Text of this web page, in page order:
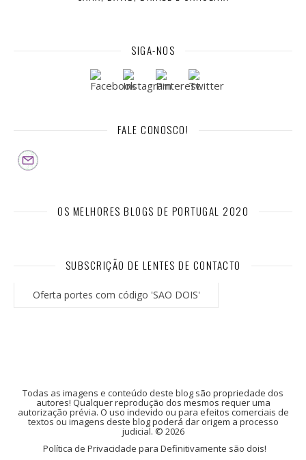
SIGA-NOS
FALE CONOSCO!
OS MELHORES BLOGS DE PORTUGAL 2020
SUBSCRIÇÃO DE LENTES DE CONTACTO
Oferta portes com código 'SAO DOIS'
Todas as imagens e conteúdo deste blog são propriedade dos
autores! Qualquer reprodução dos mesmos requer uma
autorização prévia. O uso indevido ou para efeitos comerciais de
textos ou imagens deste blog poderá dar origem a processo
judicial. © 2026
Política de Privacidade para Definitivamente são dois!